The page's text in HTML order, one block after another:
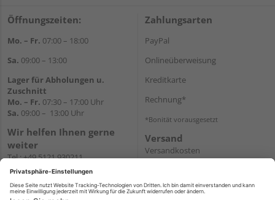
Öffnungszeiten:
Mo. – Fr. 07:00 – 18:00
Sa. 09:00 – 13:00
Lager für Abholungen u.
Zuschnitt
Mo. – Fr. 07:30 – 17:00 Uhr
Sa. 09:00 – 13:00 Uhr
Wir helfen Ihnen gerne
weiter
Tel.:+49 5121 930211
E-Mail:holzlandshop@holzland-
Newsletter
Zahlungsarten
PayPal
Onlineüberweisung
Kreditkarte
Rechnung*
*Bonität vorausgesetzt
Versand
Versandkosten